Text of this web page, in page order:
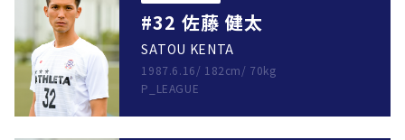
#32 佐藤 健太
SATOU KENTA
1987.6.16/ 182cm/ 70kg
P_LEAGUE